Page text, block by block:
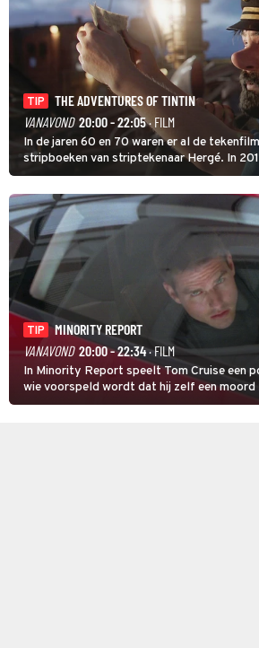
TIP
THE ADVENTURES OF TINTIN
VANAVOND 20:00 - 22:05· FILM
In de jaren 60 en 70 waren er al de
stripboeken van striptekenaar Hergé. In
meer tot leven in The Adventures of Tintin
TIP
MINORITY REPORT
VANAVOND 20:00 - 22:34· FILM
In Minority Report speelt Tom Cruise een
wie voorspeld wordt dat hij zelf een moord